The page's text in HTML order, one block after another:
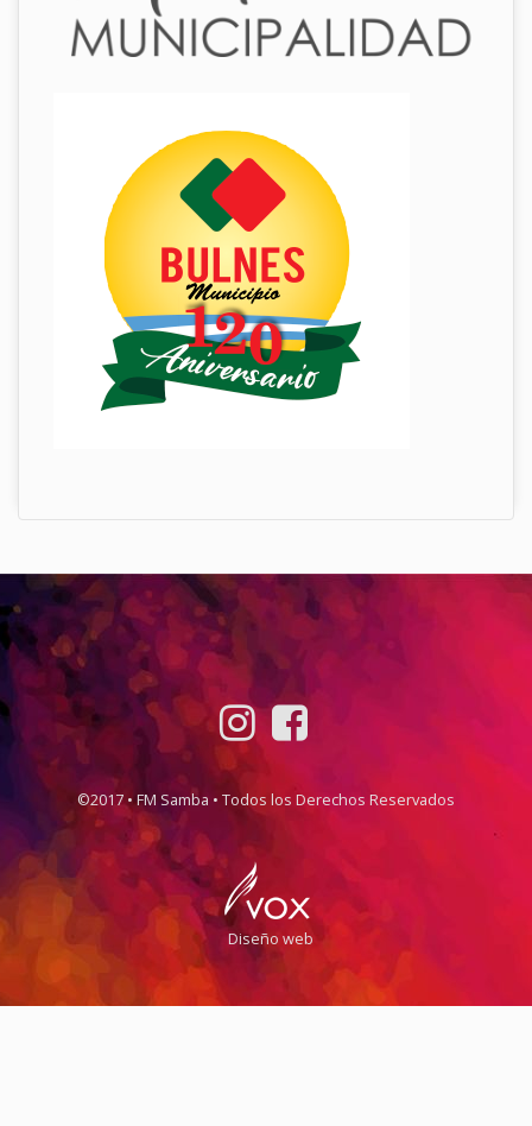
©2017 • FM Samba • Todos los Derechos Reservados
Diseño web